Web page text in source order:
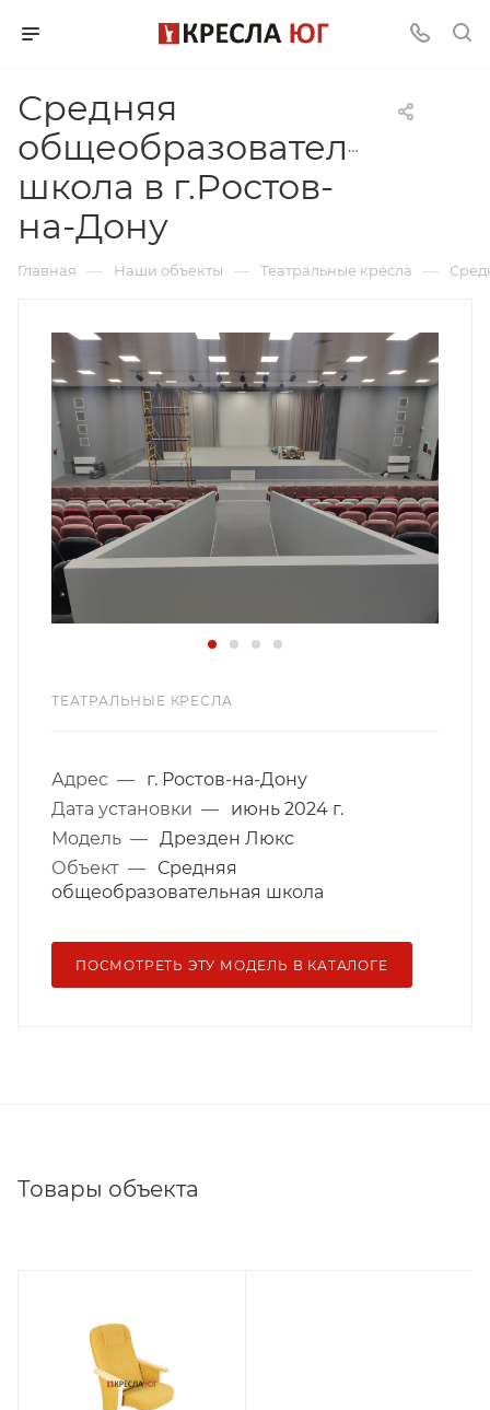
Средняя
общеобразовательная
школа в г.Ростов-
на-Дону
Главная — Наши объекты — Театральные кресла —
ТЕАТРАЛЬНЫЕ КРЕСЛА
Адрес —
г. Ростов-на-Дону
Дата установки —
июнь 2024 г.
Модель —
Дрезден Люкс
Объект —
Средняя
общеобразовательная школа
ПОСМОТРЕТЬ ЭТУ МОДЕЛЬ В КАТАЛОГЕ
Товары объекта